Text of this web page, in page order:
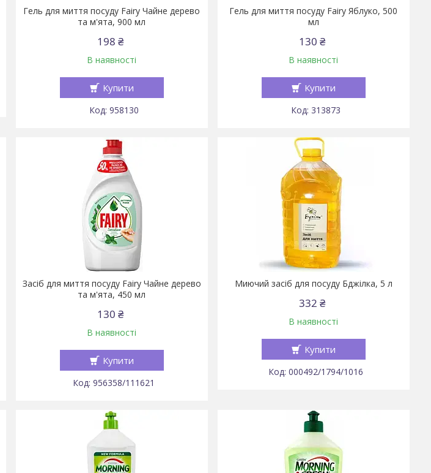
Гель для миття посуду Fairy Чайне дерево
та м'ята, 900 мл
198 ₴
В наявності
Купити
958130
Гель для миття посуду Fairy Яблуко, 500
мл
130 ₴
В наявності
Купити
313873
Засіб для миття посуду Fairy Чайне дерево
та м'ята, 450 мл
130 ₴
В наявності
Купити
956358/111621
Миючий засіб для посуду Бджілка, 5 л
332 ₴
В наявності
Купити
000492/1794/1016